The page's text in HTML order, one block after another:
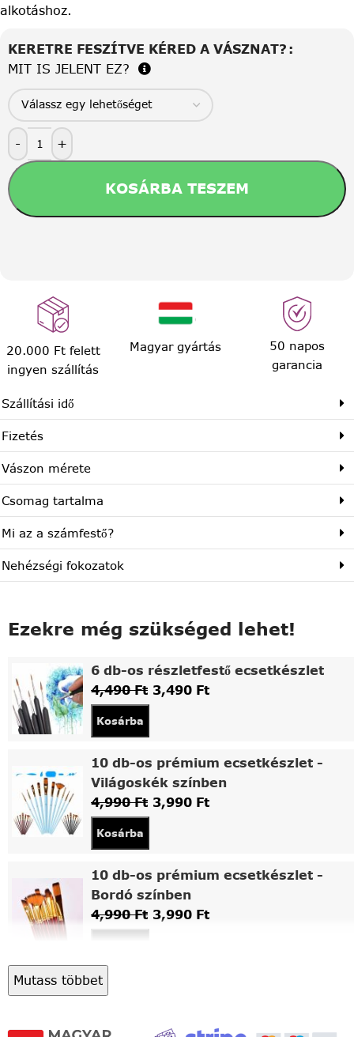
alkotáshoz.
KERETRE FESZÍTVE KÉRED A VÁSZNAT?
MIT IS JELENT EZ?
- +
KOSÁRBA TESZEM
20.000 Ft felett
ingyen szállítás
Magyar gyártás
50 napos
garancia
Szállítási idő
Fizetés
Vászon mérete
Csomag tartalma
Mi az a számfestő?
Nehézségi fokozatok
Ezekre még szükséged lehet!
6 db-os részletfestő ecsetkészlet
4,490Ft 3,490 Ft
Kosárba
10 db-os prémium ecsetkészlet -
Világoskék színben
4,990Ft 3,990 Ft
Kosárba
10 db-os prémium ecsetkészlet -
Bordó színben
4,990Ft 3,990 Ft
Asztali fa festőállvány
Mutass többet